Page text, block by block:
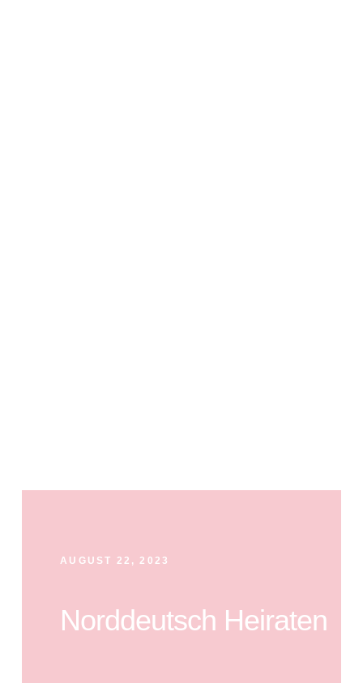
AUGUST 22, 2023
Norddeutsch Heiraten